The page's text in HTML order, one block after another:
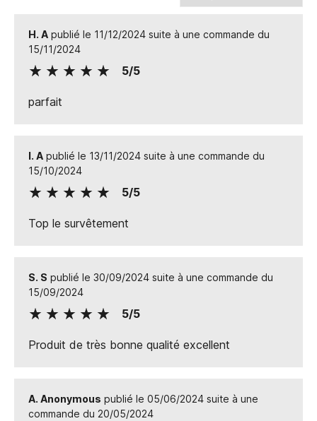
H. A publié le 11/12/2024 suite à une commande du
15/11/2024
5/5
parfait
I. A publié le 13/11/2024 suite à une commande du
15/10/2024
5/5
Top le survêtement
S. S publié le 30/09/2024 suite à une commande du
15/09/2024
5/5
Produit de très bonne qualité excellent
A. Anonymous publié le 05/06/2024 suite à une
commande du 20/05/2024